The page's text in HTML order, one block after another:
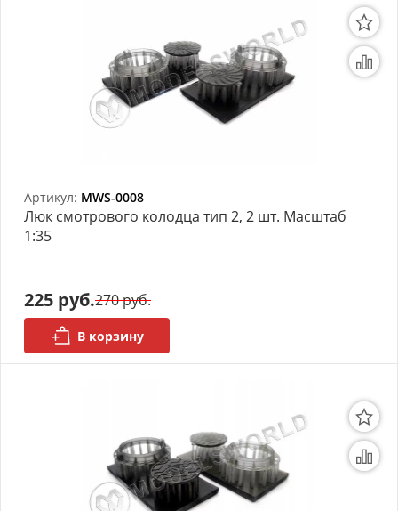
Артикул: MWS-0008
Люк смотрового колодца тип 2, 2 шт. Масштаб
1:35
225 руб.270 руб.
В корзину